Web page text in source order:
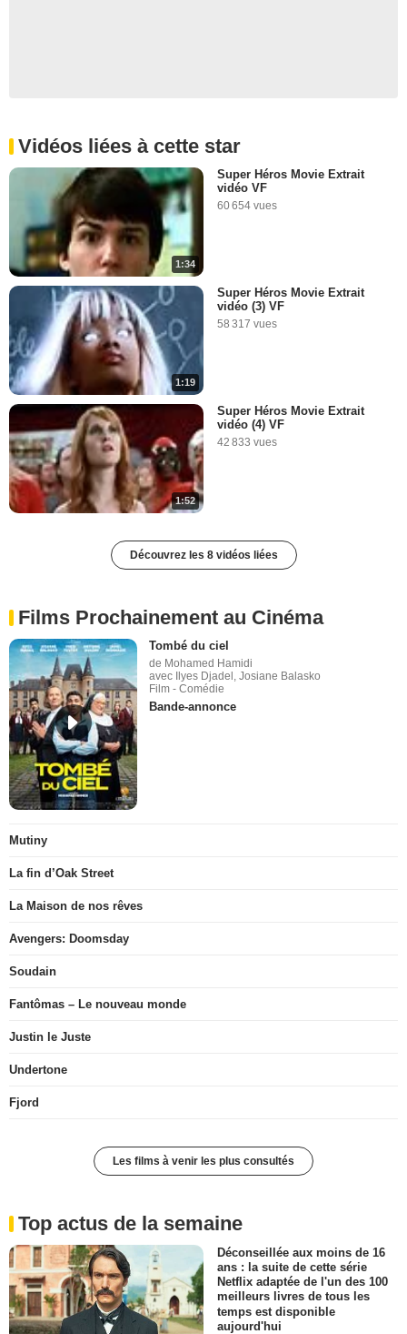
Vidéos liées à cette star
1:34
Super Héros Movie Extrait
vidéo VF
60 654 vues
1:19
Super Héros Movie Extrait
vidéo (3) VF
58 317 vues
1:52
Super Héros Movie Extrait
vidéo (4) VF
42 833 vues
Découvrez les 8 vidéos liées
Films Prochainement au Cinéma
Tombé du ciel
de Mohamed Hamidi
avec Ilyes Djadel, Josiane Balasko
Film - Comédie
Bande-annonce
Mutiny
La fin d’Oak Street
La Maison de nos rêves
Avengers: Doomsday
Soudain
Fantômas – Le nouveau monde
Justin le Juste
Undertone
Fjord
Les films à venir les plus consultés
Top actus de la semaine
Déconseillée aux moins de 16
ans : la suite de cette série
Netflix adaptée de l'un des 100
meilleurs livres de tous les
temps est disponible
aujourd'hui